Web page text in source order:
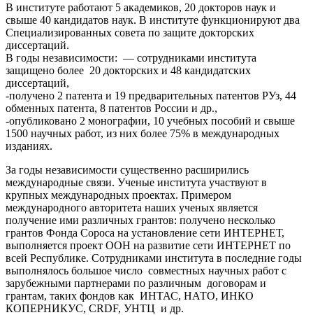
В институте работают 5 академиков, 20 докторов наук и
свыше 40 кандидатов наук. В институте функционируют два
Специализированных совета по защите докторских
диссертаций.
В годы независимости: — сотрудниками института
защищено более 20 докторских и 48 кандидатских
диссертаций,
-получено 2 патента и 19 предварительных патентов РУз, 44
обменных патента, 8 патентов России и др.,
-опубликовано 2 монографии, 10 учебных пособий и свыше
1500 научных работ, из них более 75% в международных
изданиях.
За годы независимости существенно расширились
международные связи. Ученые института участвуют в
крупных международных проектах. Примером
международного авторитета наших ученых является
получение ими различных грантов: получено несколько
грантов Фонда Сороса на установление сети ИНТЕРНЕТ,
выполняется проект ООН на развитие сети ИНТЕРНЕТ по
всей Республике. Сотрудниками института в последние годы
выполнялось большое число совместных научных работ с
зарубежными партнерами по различным договорам и
грантам, таких фондов как ИНТАС, НАТО, ИНКО
КОПЕРНИКУС, CRDF, УНТЦ и др.